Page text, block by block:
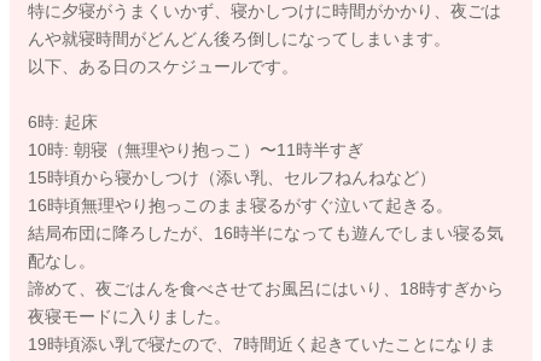
特に夕寝がうまくいかず、寝かしつけに時間がかかり、夜ごは
んや就寝時間がどんどん後ろ倒しになってしまいます。
以下、ある日のスケジュールです。
6時: 起床
10時: 朝寝（無理やり抱っこ）〜11時半すぎ
15時頃から寝かしつけ（添い乳、セルフねんねなど）
16時頃無理やり抱っこのまま寝るがすぐ泣いて起きる。
結局布団に降ろしたが、16時半になっても遊んでしまい寝る気
配なし。
諦めて、夜ごはんを食べさせてお風呂にはいり、18時すぎから
夜寝モードに入りました。
19時頃添い乳で寝たので、7時間近く起きていたことになりま